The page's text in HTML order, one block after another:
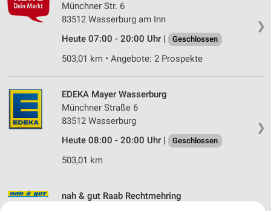
❯
Münchner Str. 6
83512 Wasserburg am Inn
Heute 07:00 - 20:00 Uhr |
Geschlossen
503,01 km • Angebote: 2 Prospekte
❯
EDEKA Mayer Wasserburg
Münchner Straße 6
83512 Wasserburg
Heute 08:00 - 20:00 Uhr |
Geschlossen
503,01 km
nah & gut Raab Rechtmehring